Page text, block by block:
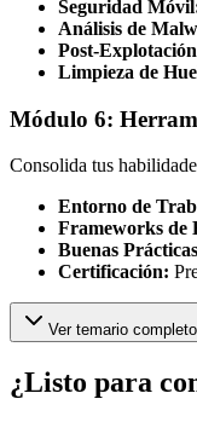
Seguridad
Análisis de
Post-
Limpieza de
Módulo 6:
Consolida tus
Entorno de
Frameworks de
Buenas
Certificación:
Ver temario completo
¿Listo para